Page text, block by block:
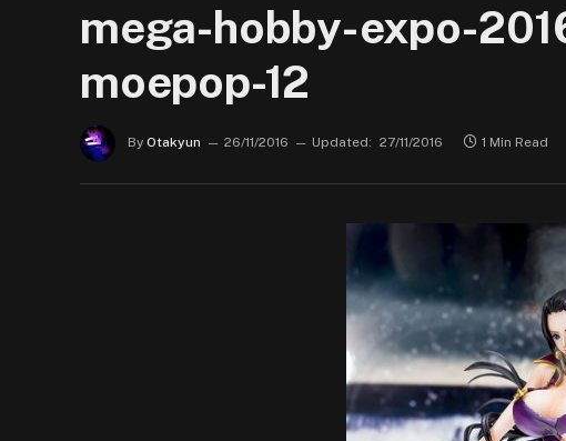
mega-hobby-expo-
moepop-12
By Otakyun 26/11/2016 Updated: 27/11/2016 1 Min Read